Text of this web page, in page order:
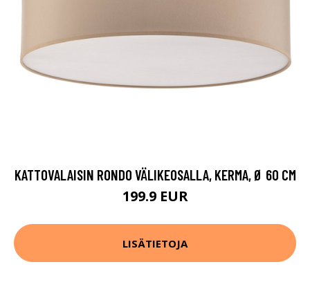
KATTOVALAISIN RONDO VÄLIKEOSALLA, KERMA, Ø 60 CM
199.9 EUR
LISÄTIETOJA